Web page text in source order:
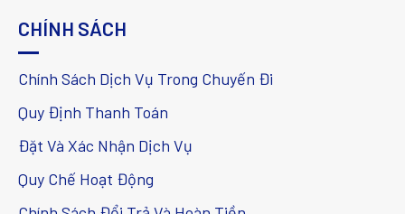
CHÍNH SÁCH
Chính Sách Dịch Vụ Trong Chuyến Đi
Quy Định Thanh Toán
Đặt Và Xác Nhận Dịch Vụ
Quy Chế Hoạt Động